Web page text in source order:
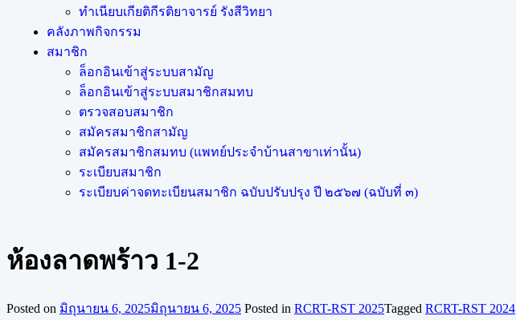
ทำเนียบเกียติกีรติยาจารย์ รังสีวิทยา
คลังภาพกิจกรรม
สมาชิก
ล็อกอินเข้าสู่ระบบสามัญ
ล็อกอินเข้าสู่ระบบสมาชิกสมทบ
ตรวจสอบสมาชิก
สมัครสมาชิกสามัญ
สมัครสมาชิกสมทบ (แพทย์ประจำบ้านสาขาเท่านั้น)
ระเบียบสมาชิก
ระเบียบค่าจดทะเบียนสมาชิก ฉบับปรับปรุง ปี ๒๕๖๗ (ฉบับที่ ๓)
ห้องลาดพร้าว 1-2
Posted on มิถุนายน 6, 2025มิถุนายน 6, 2025 Posted in RCRT-RST 2025Tagged RCRT-RST 2024